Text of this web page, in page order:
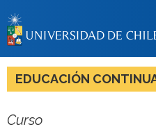
LA
EDUCACIÓN
Curso